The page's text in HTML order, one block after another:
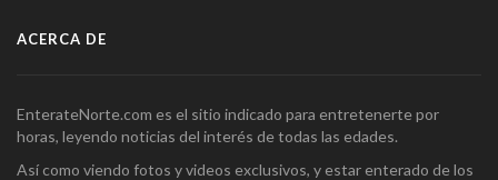
ACERCA DE
EnterateNorte.com es el sitio indicado para entretenerte por
horas, leyendo noticias del interés de todas las edades.
Así como viendo fotos y videos exclusivos, y estar enterado de los